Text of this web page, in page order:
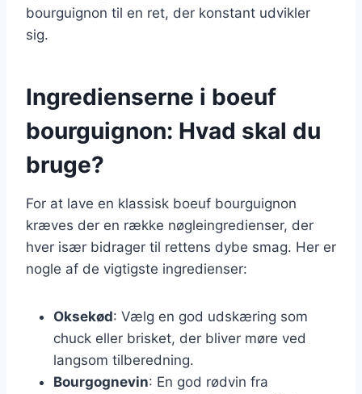
bourguignon til en ret, der konstant udvikler
sig.
Ingredienserne i boeuf
bourguignon: Hvad skal du
bruge?
For at lave en klassisk boeuf bourguignon
kræves der en række nøgleingredienser, der
hver især bidrager til rettens dybe smag. Her er
nogle af de vigtigste ingredienser:
Oksekød: Vælg en god udskæring som
chuck eller brisket, der bliver møre ved
langsom tilberedning.
Bourgognevin: En god rødvin fra